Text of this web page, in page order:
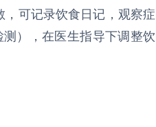
可记录饮食日记，观察症
），在医生指导下调整饮